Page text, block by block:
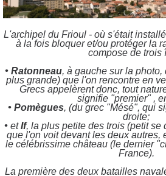
L'archipel du Frioul - où s'était
à la fois bloquer et/ou protéger la
compose de trois
• Ratonneau, à gauche sur la photo,
plus grande) que l'on rencontre en
Grecs appelèrent donc, tout
signifie "premier" ,
• Pomègues, (du grec "Mésé", qui
droite;
• et If, la plus petite des trois (petit se
que l'on voit devant les deux autres,
le célébrissime château (le dernier
France).
La première des deux batailles